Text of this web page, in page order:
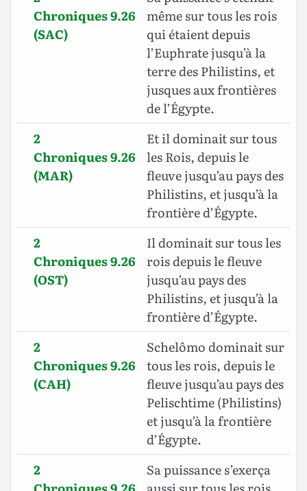
Chroniques 9.26
(SAC)
même sur tous les rois
qui étaient depuis
l’Euphrate jusqu’à la
terre des Philistins, et
jusques aux frontières
de l’Égypte.
2
Chroniques 9.26
(MAR)
Et il dominait sur tous
les Rois, depuis le
fleuve jusqu’au pays des
Philistins, et jusqu’à la
frontière d’Égypte.
2
Chroniques 9.26
(OST)
Il dominait sur tous les
rois depuis le fleuve
jusqu’au pays des
Philistins, et jusqu’à la
frontière d’Égypte.
2
Chroniques 9.26
(CAH)
Schelômo dominait sur
tous les rois, depuis le
fleuve jusqu’au pays des
Pelischtime (Philistins)
et jusqu’à la frontière
d’Égypte.
2
Sa puissance s’exerça